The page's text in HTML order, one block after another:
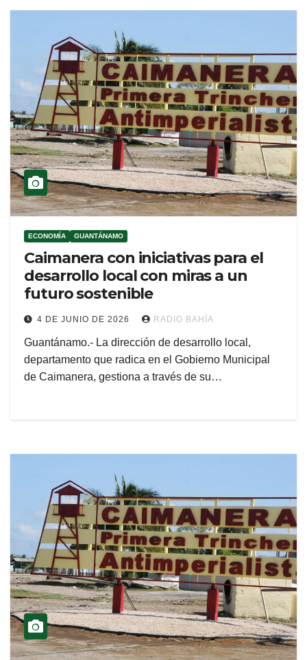
ECONOMÍA GUANTÁNAMO
Caimanera con iniciativas para el
desarrollo local con miras a un
futuro sostenible
4 DE JUNIO DE 2026 RADIO BAHÍA
Guantánamo.- La dirección de desarrollo local,
departamento que radica en el Gobierno Municipal
de Caimanera, gestiona a través de su…